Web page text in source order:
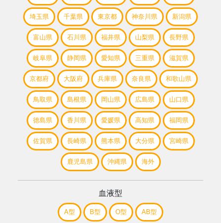
埼玉県 千葉県 東京都 神奈川県 新潟県
富山県 石川県 福井県 山梨県 長野県
岐阜県 静岡県 愛知県 三重県 滋賀県
京都府 大阪府 兵庫県 奈良県 和歌山県
鳥取県 島根県 岡山県 広島県 山口県
徳島県 香川県 愛媛県 高知県 福岡県
佐賀県 長崎県 熊本県 大分県 宮崎県
鹿児島県 沖縄県 海外
血液型
A型 B型 O型 AB型